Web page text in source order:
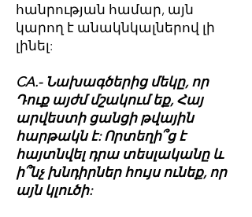
հանրության համար, այն
կարող է անակնկալներով լի
լինել:
CA.- Նախագծերից մեկը, որ
Դուք այժմ մշակում եք, Հայ
արվեստի ցանցի թվային
հարթակն է: Որտեղի՞ց է
հայտնվել դրա տեսլականը և
ի՞նչ խնդիրներ հույս ունեք, որ
այն կլուծի: